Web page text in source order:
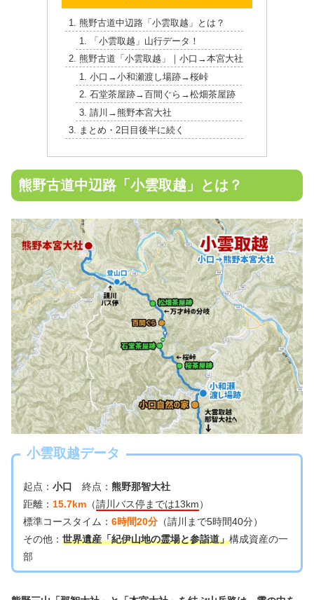
熊野古道中辺路「小雲取越」とは？
「小雲取越」山行データ！
熊野古道「小雲取越」｜小口→本宮大社
小口→小和瀬渡し場跡→桜峠
石堂茶屋跡→百間ぐら→松畑茶屋跡
請川→熊野本宮大社
まとめ・2日目後半に続く
熊野古道中辺路「小雲取越」とは？
小雲取越データ
起点： 小口 終点： 熊野那智大社
距離： 15.7km （請川バス停までは13km）
標準コースタイム： 6時間20分 （請川まで5時間40分）
その他： 世界遺産「紀伊山地の霊場と参詣道」構成資産の一
部